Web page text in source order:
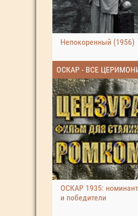
Непокоренный (1956)
ОСКАР - ВСЕ
ОСКАР 1935:
и победители